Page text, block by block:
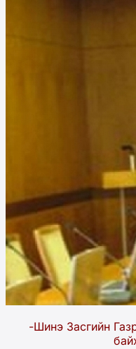
-Шинэ Засгийн